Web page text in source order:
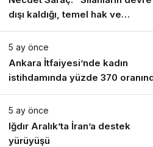
dışı kaldığı, temel hak ve
özgürlüklerin güvence altına
alındığı bir Türkiye hepimizin
ortak hedefi olmalıdır”
5 ay önce
Ankara İtfaiyesi’nde kadın
istihdamında yüzde 370
artış
5 ay önce
Iğdır Aralık’ta İran’a destek
yürüyüşü